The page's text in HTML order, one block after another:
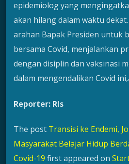
epidemiolog yang
akan hilang dalam waktu
arahan Bapak Presiden untuk
bersama Covid, menjalankan
dengan disiplin dan vaksinasi
dalam mengendalikan Covid
Reporter: Rls
The post Transisi ke Endemi,
Masyarakat Belajar Hidup
Covid-19 first appeared on